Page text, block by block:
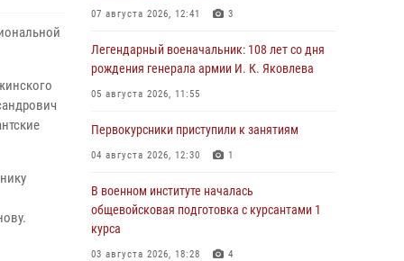
07 августа 2026, 12:41 3
Легендарный военачальник: 108 лет со дня
рождения генерала армии И. К. Яковлева
05 августа 2026, 11:55
Первокурсники приступили к занятиям
04 августа 2026, 12:30 1
В военном институте началась
общевойсковая подготовка с курсантами 1
курса
03 августа 2026, 18:28 4